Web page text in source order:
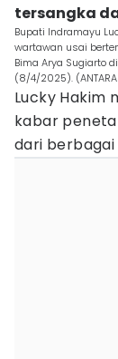
tersangka
Bupati Indramayu
wartawan usai
Bima Arya Sugiarto
(8/4/2025).
Lucky Hakim
kabar
dari